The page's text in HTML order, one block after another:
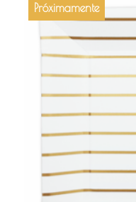
Próximamente